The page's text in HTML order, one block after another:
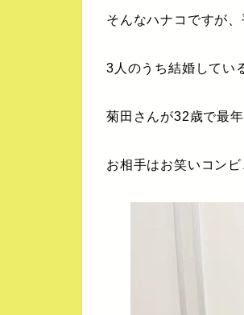
そんなハナコですが
3人のうち結婚してい
菊田さんが32歳で最
お相手はお笑いコンビ